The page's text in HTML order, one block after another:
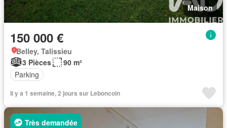
Maison
150 000 €
Belley, Talissieu
3 Pièces
90 m²
Parking
Il y a 1 semaine, 2 jours sur Leboncoin
Très demandée